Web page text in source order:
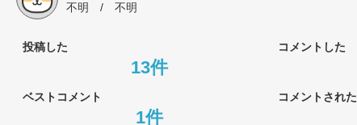
不明 / 不明
投稿した コメントした
13件
ベストコメント コメントされた
1件